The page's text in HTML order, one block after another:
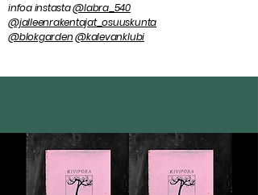
infoa instasta@labra_540
@jalleenrakentajat_osuuskunta
@blokgarden@kalevanklubi